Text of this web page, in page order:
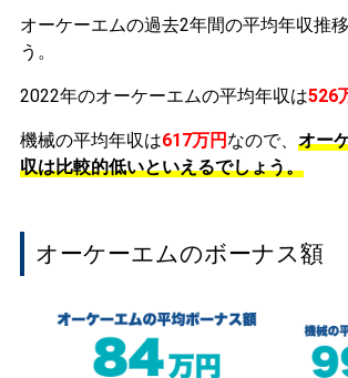
オーケーエムの過去2年間の平均年収推
う。
2022年のオーケーエムの平均年収は526
機械の平均年収は617万円 なので、 オー
収は比較的低いといえるでしょう。
オーケーエムのボーナス額